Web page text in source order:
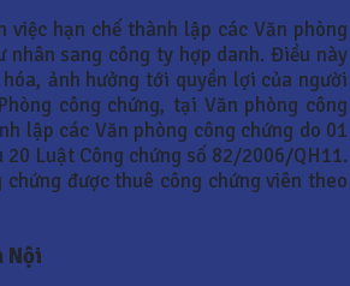
hạn chế thành lập các Văn phòng
nhân sang công ty hợp danh. Điều này
ảnh hưởng tới quyền lợi của người
công chứng, tại Văn phòng công
lập các Văn phòng công chứng do 01
Luật Công chứng số 82/2006/QH11.
được thuê công chứng viên theo
Nội